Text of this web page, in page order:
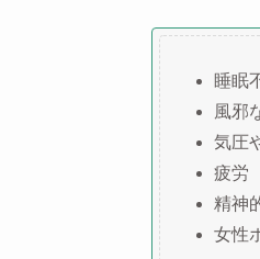
睡眠
風邪
気圧
疲労
精神
女性